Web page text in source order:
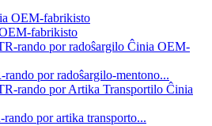
fabrikisto
por radoŝargilo-mentono...
por artika transporto...